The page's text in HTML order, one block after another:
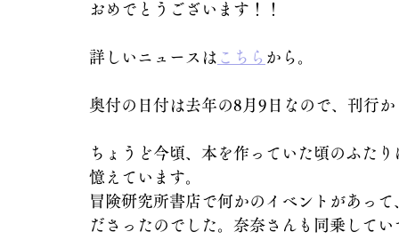
おめでとうございます！！
詳しいニュースは こちら から。
奥付の日付は去年の8月9日なので、刊行
ちょうど今頃、本を作っていた頃のふた
憶えています。
冒険研究所書店で何かのイベントがあっ
ださったのでした。奈奈さんも同乗して